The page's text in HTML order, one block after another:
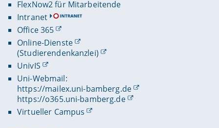
FlexNow2 für Mitarbeitende
Intranet
Office 365
Online-Dienste
(Studierendenkanzlei)
UnivIS
Uni-Webmail:
https://mailex.uni-bamberg.de
https://o365.uni-bamberg.de
Virtueller Campus